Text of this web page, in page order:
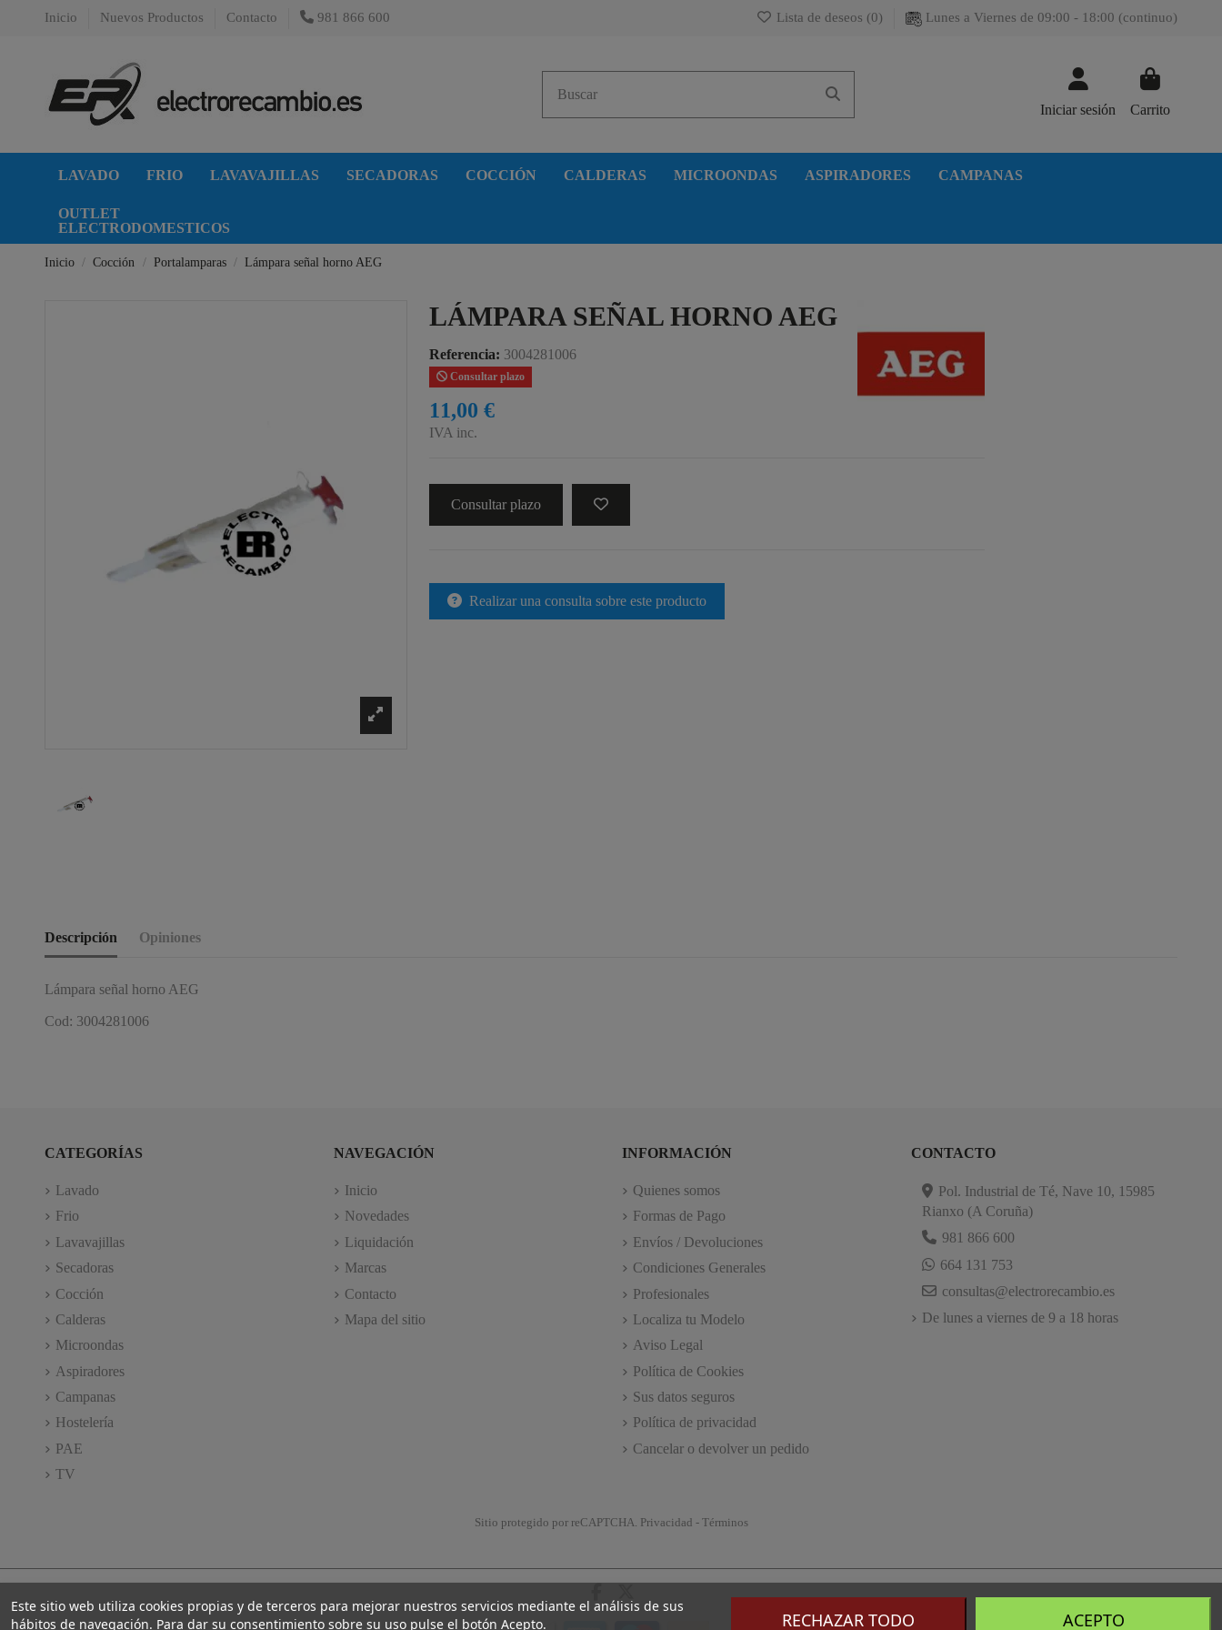
Inicio Nuevos Productos Contacto 981 866 600 Lista de deseos (0) Lunes a Viernes de 09:00 - 18:00 (continuo)
Iniciar sesión Carrito
LAVADO FRIO LAVAVAJILLAS SECADORAS COCCIÓN CALDERAS MICROONDAS ASPIRADORES CAMPANAS
OUTLET
ELECTRODOMESTICOS
Inicio Cocción Portalamparas Lámpara señal horno AEG
LÁMPARA SEÑAL HORNO AEG
Referencia: 3004281006
Consultar plazo
11,00 €
IVA inc.
Consultar plazo
Realizar una consulta sobre este producto
Descripción Opiniones
Lámpara señal horno AEG
Cod: 3004281006
CATEGORÍAS
Lavado
Frio
Lavavajillas
Secadoras
Cocción
Calderas
Microondas
Aspiradores
Campanas
Hostelería
PAE
TV
NAVEGACIÓN
Inicio
Novedades
Liquidación
Marcas
Contacto
Mapa del sitio
INFORMACIÓN
Quienes somos
Formas de Pago
Envíos / Devoluciones
Condiciones Generales
Profesionales
Localiza tu Modelo
Aviso Legal
Política de Cookies
Sus datos seguros
Política de privacidad
Cancelar o devolver un pedido
CONTACTO
Pol. Industrial de Té, Nave 10, 15985
Rianxo (A Coruña)
981 866 600
664 131 753
consultas@electrorecambio.es
De lunes a viernes de 9 a 18 horas
Este sitio web utiliza cookies propias y de terceros para mejorar nuestros servicios mediante el análisis de sus
hábitos de navegación. Para dar su consentimiento sobre su uso pulse el botón Acepto.
RECHAZAR TODO ACEPTO
Sitio protegido por reCAPTCHA. Privacidad - Términos